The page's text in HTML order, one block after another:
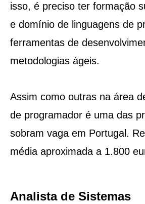
isso, é preciso ter formação
e domínio de linguagens de
ferramentas de
metodologias ágeis.
Assim como outras na área
de programador é uma das
sobram vaga em Portugal.
média aproximada a 1.800
Analista de Sistemas